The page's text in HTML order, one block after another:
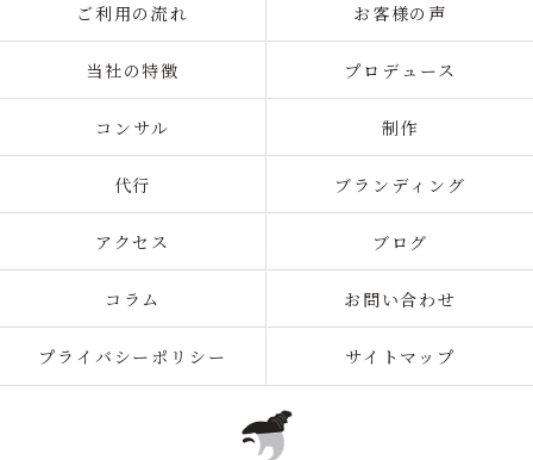
ご利用の流れ お客様の声
当社の特徴 プロデュース
コンサル 制作
代行 ブランディング
アクセス ブログ
コラム お問い合わせ
プライバシーポリシー サイトマップ